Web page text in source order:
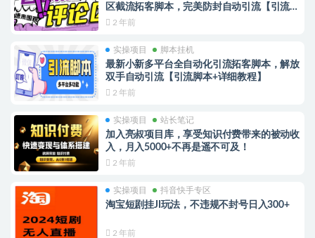
区截流拓客脚本，完美防封自动引流【引流脚
本+使用教程】
2 年前
实操项目 脚本挂机
最新小新多平台全自动化引流拓客脚本，解放
双手自动引流【引流脚本+详细教程】
2 年前
实操项目 站长笔记
加入亮叔项目库，享受知识付费带来的被动收
入，月入5000+不再是遥不可及！
2 年前
实操项目 抖音快手专区
淘宝短剧挂JI玩法，不违规不封号日入300+
2 年前